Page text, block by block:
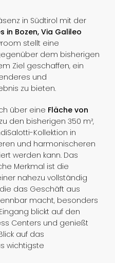
in Südtirol mit der
in Bozen, Via Galileo
stellt eine
dem bisherigen
Ziel geschaffen, ein
und
zu bieten.
über eine Fläche von
den bisherigen 350 m²,
Kollektion in
und harmonischeren
werden kann. Das
Merkmal ist die
nahezu vollständig
das Geschäft aus
macht, besonders
blickt auf den
Centers und genießt
auf das
wichtigste